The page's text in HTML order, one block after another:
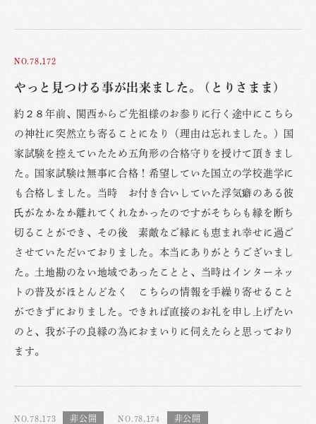
NO.78,172
やっと見つける事が出来ました。 (とりさまま)
約２８年前、関西からご先祖様のお参りに行く途中にこちら
の神社に突然立ち寄ることになり（理由は忘れました。）国
家試験を控えていたため五角形の合格守りを授けて頂きまし
た。国家試験は無事に合格！希望していた国立の学校進学に
も合格しました。当時 お付き合いしていた浮気癖のある彼
氏がなかなか離れてくれなかったのですがそちらも縁を断ち
切ることができ、その後 素敵なご縁にも恵まれ幸せに過ご
させていただいておりました。本当にありがとうございまし
た。土地勘のない地域であったことと、当時はインターネッ
トの普及がほとんどなく こちらの情報を手繰り寄せること
ができずにおりました。できれば直接のお礼を申し上げたい
のと、我が子の良縁の為におまいりに伺えたらと思っており
ます。
NO.78,173
NO.78,174